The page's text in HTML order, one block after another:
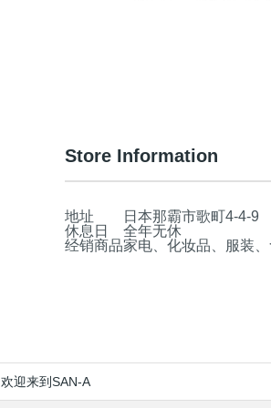
Store Information
地址
日本那霸市歌町4-4-9
休息日
全年无休
经销商品家电、化妆品、服装
欢迎来到SAN-A